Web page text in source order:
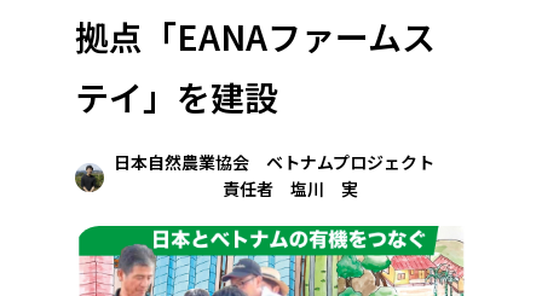
近畿
四国
環境・エシカル
人権・マイノリティ
社会貢献
地域からさがす
北海道 青森 岩手 宮城 秋田 山形
栃木 群馬 埼玉 千葉 東京
拠点「EANAファームス
テイ」を建設
日本自然農業協会 ベトナムプロジェクト
責任者 塩川 実